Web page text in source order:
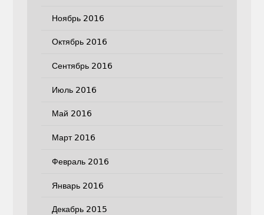
Ноябрь 2016
Октябрь 2016
Сентябрь 2016
Июль 2016
Май 2016
Март 2016
Февраль 2016
Январь 2016
Декабрь 2015